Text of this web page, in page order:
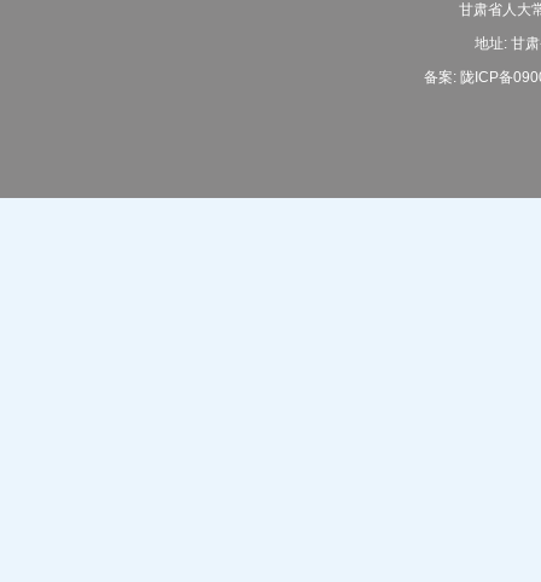
甘肃省人大
地址: 甘
备案: 陇ICP备